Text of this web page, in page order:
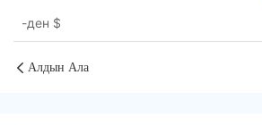
-ден $
Алдын Ала